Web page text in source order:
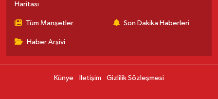
Haritası
Tüm Manşetler Son Dakika Haberleri
Haber Arşivi
Künye İletişim Gizlilik Sözleşmesi